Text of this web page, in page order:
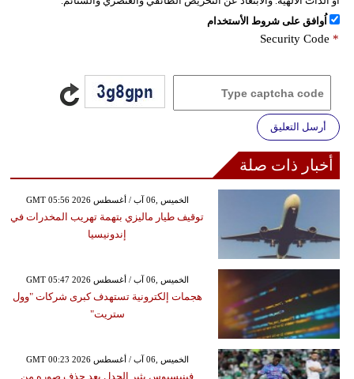
اُوافق على شروط الأستخدام
Security Code *
أرسل التعليق
أخبار ذات صلة
GMT 05:56 2026 الخميس ,06 آب / أغسطس
توقيف طيار ماليزي بتهمة تهريب المخدرات في
إندونيسيا
GMT 05:47 2026 الخميس ,06 آب / أغسطس
هجمات إلكترونية تستهدف كبرى شركات "وول
ستريت"
GMT 00:23 2026 الخميس ,06 آب / أغسطس
فينيسيوس يثير الجدل بعد حذف صوره من